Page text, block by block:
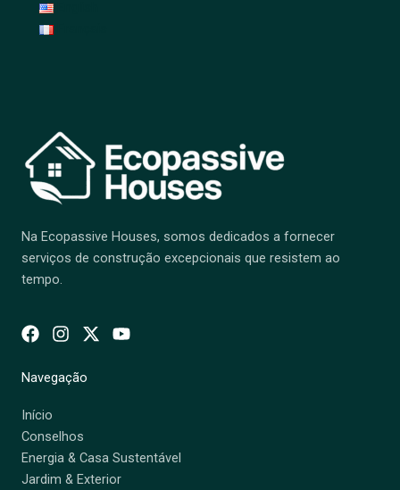
Na Ecopassive Houses, somos dedicados a fornecer
serviços de construção excepcionais que resistem ao
tempo.
Navegação
Início
Conselhos
Energia & Casa Sustentável
Jardim & Exterior